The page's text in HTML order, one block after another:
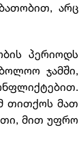
არც
პერიოდს
ჯამში,
თითქოს მათ
მით უფრო